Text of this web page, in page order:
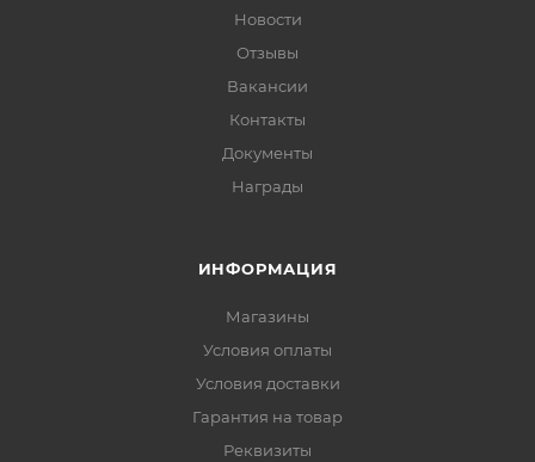
Новости
Отзывы
Вакансии
Контакты
Документы
Награды
ИНФОРМАЦИЯ
Магазины
Условия оплаты
Условия доставки
Гарантия на товар
Реквизиты